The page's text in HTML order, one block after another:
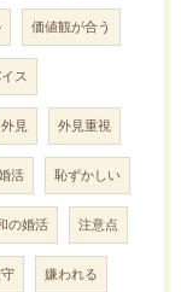
価値観が合う
ス
外見 外見重視
活 恥ずかしい
の婚活 注意点
嫌われる